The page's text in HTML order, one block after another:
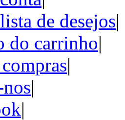
de desejos|
do carrinho|
|
|
|